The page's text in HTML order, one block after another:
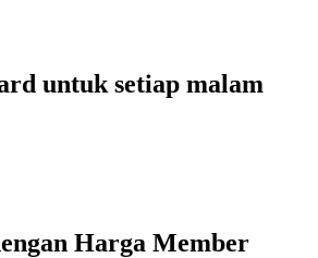
untuk setiap malam
Harga Member